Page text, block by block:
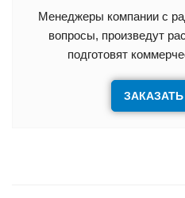
Менеджеры компании с
опросы, произведут
подготовят